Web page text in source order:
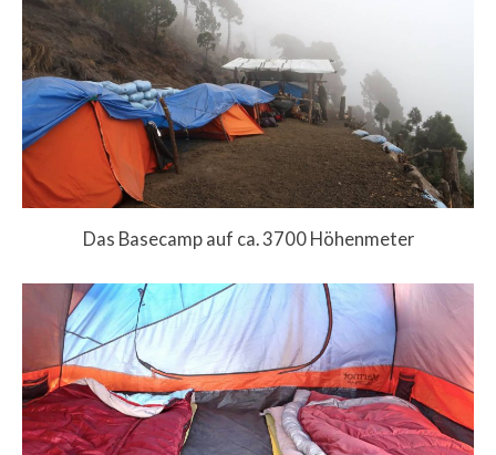
Das Basecamp auf ca. 3700 Höhenmeter